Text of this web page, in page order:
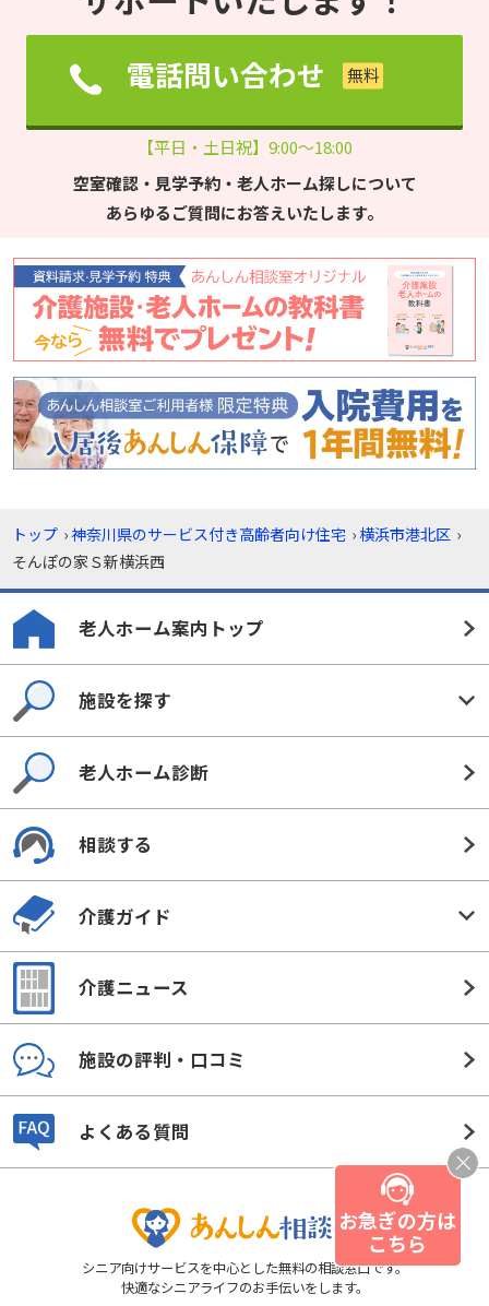
電話問い合わせ
【平日・土日祝】9:00～18:00
空室確認・見学予約・老人ホーム探しについて
あらゆるご質問にお答えいたします。
トップ ›神奈川県のサービス付き高齢者向け住宅 ›横浜市港北区 ›
そんぽの家Ｓ新横浜西
老人ホーム案内トップ
施設を探す
老人ホーム診断
相談する
介護ガイド
介護ニュース
施設の評判・口コミ
よくある質問
シニア向けサービスを中心とした無料の相談窓口です。
快適なシニアライフのお手伝いをします。
お急ぎの方は
こちら